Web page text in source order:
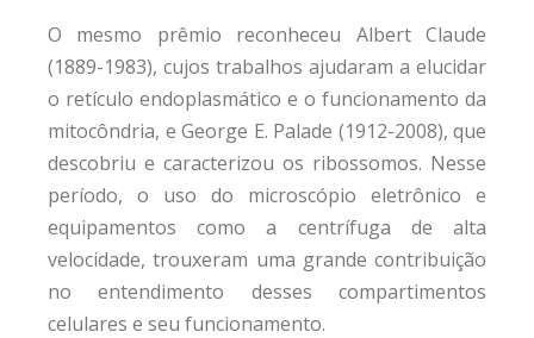
O mesmo prêmio reconheceu Albert Claude
(1889-1983), cujos trabalhos ajudaram a elucidar
o retículo endoplasmático e o funcionamento da
mitocôndria, e George E. Palade (1912-2008), que
descobriu e caracterizou os ribossomos. Nesse
período, o uso do microscópio eletrônico e
equipamentos como a centrífuga de alta
velocidade, trouxeram uma grande contribuição
no entendimento desses compartimentos
celulares e seu funcionamento.